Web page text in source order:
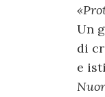
Un
di
e